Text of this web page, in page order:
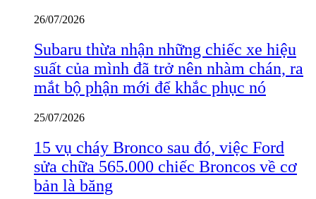
26/07/2026
Subaru thừa nhận những chiếc xe hiệu
suất của mình đã trở nên nhàm chán, ra
mắt bộ phận mới để khắc phục nó
25/07/2026
15 vụ cháy Bronco sau đó, việc Ford
sửa chữa 565.000 chiếc Broncos về cơ
bản là băng